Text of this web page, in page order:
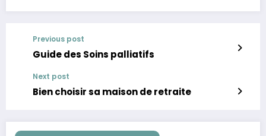
Previous post
Guide des Soins palliatifs
Next post
Bien choisir sa maison de retraite